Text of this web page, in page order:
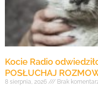
Kocie Radio
POSŁUCHAJ
8 sierpnia, 2026 Brak